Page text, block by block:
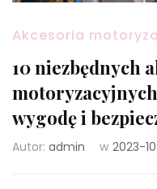
Akcesoria
10 niezbędnych
wygodę i
Autor: admin w 2023-